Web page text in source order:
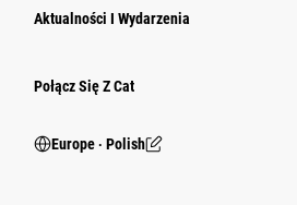
Aktualności I Wydarzenia
Połącz Się Z Cat
Europe ‧ Polish